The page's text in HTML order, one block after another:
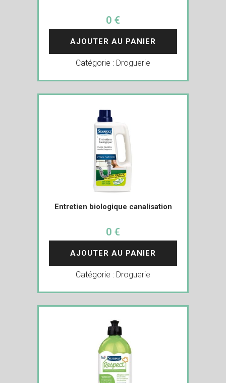
0 €
AJOUTER AU PANIER
Catégorie : Droguerie
Entretien biologique canalisation
0 €
AJOUTER AU PANIER
Catégorie : Droguerie